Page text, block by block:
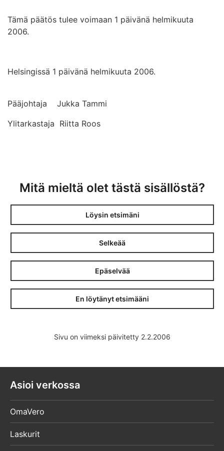
Tämä päätös tulee voimaan 1 päivänä helmikuuta
2006.
Helsingissä 1 päivänä helmikuuta 2006.
Pääjohtaja Jukka Tammi
Ylitarkastaja Riitta Roos
Mitä mieltä olet tästä sisällöstä?
Löysin etsimäni
Selkeää
Epäselvää
En löytänyt etsimääni
Sivu on viimeksi päivitetty 2.2.2006
Asioi verkossa
OmaVero
Laskurit